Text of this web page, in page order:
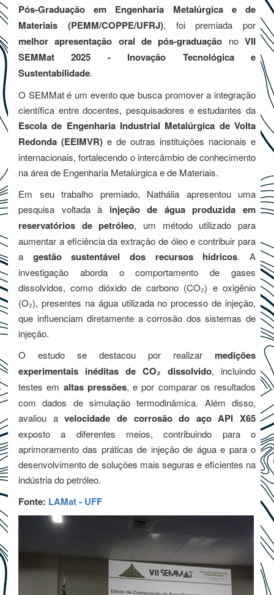
Pós-Graduação em Engenharia Metalúrgica e de
Materiais (PEMM/COPPE/UFRJ), foi premiada por
melhor apresentação oral de pós-graduação noVII
SEMMat 2025 - Inovação Tecnológica e
Sustentabilidade.
O SEMMat é um evento que busca promover a integração
científica entre docentes, pesquisadores e estudantes da
Escola de Engenharia Industrial Metalúrgica de Volta
Redonda (EEIMVR) e de outras instituições nacionais e
internacionais, fortalecendo o intercâmbio de conhecimento
na área de Engenharia Metalúrgica e de Materiais.
Em seu trabalho premiado, Nathália apresentou uma
pesquisa voltada à injeção de água produzida em
reservatórios de petróleo, um método utilizado para
aumentar a eficiência da extração de óleo e contribuir para
a gestão sustentável dos recursos hídricos. A
investigação aborda o comportamento de gases
dissolvidos, como dióxido de carbono (CO₂) e oxigênio
(O₂), presentes na água utilizada no processo de injeção,
que influenciam diretamente a corrosão dos sistemas de
injeção.
O estudo se destacou por realizar medições
experimentais inéditas de CO₂ dissolvido, incluindo
testes em altas pressões, e por comparar os resultados
com dados de simulação termodinâmica. Além disso,
avaliou avelocidade de corrosão do aço API X65
exposto a diferentes meios, contribuindo para o
aprimoramento das práticas de injeção de água e para o
desenvolvimento de soluções mais seguras e eficientes na
indústria do petróleo.
Fonte: LAMat - UFF